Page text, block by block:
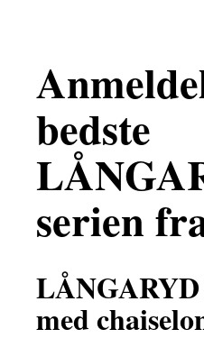
bedste
serien
LÅNGARYD
med